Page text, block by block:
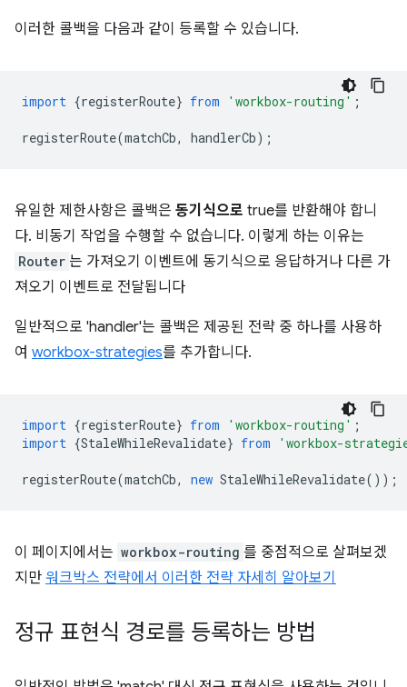
이러한 콜백을 다음과 같이 등록할 수 있습니다.
import {registerRoute} from 'workbox-routing' ;
registerRoute(matchCb, handlerCb);
유일한 제한사항은 콜백은 동기식으로 true를 반환해야 합니
다. 비동기 작업을 수행할 수 없습니다. 이렇게 하는 이유는
Router 는 가져오기 이벤트에 동기식으로 응답하거나 다른 가
져오기 이벤트로 전달됩니다
일반적으로 'handler'는 콜백은 제공된 전략 중 하나를 사용하
여 workbox-strategies를 추가합니다.
import {registerRoute} from 'workbox-routing' ;
import {StaleWhileRevalidate} from 'workbox-
registerRoute(matchCb, new StaleWhileRevalidate());
이 페이지에서는 workbox-routing 를 중점적으로 살펴보겠
지만 워크박스 전략에서 이러한 전략 자세히 알아보기
정규 표현식 경로를 등록하는 방법